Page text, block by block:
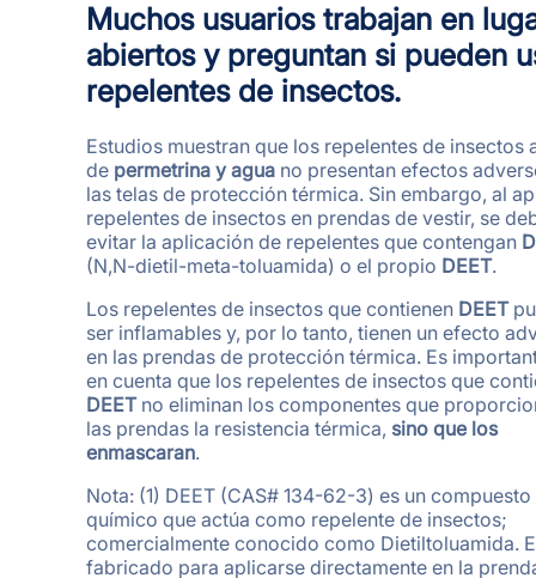
Muchos usuarios trabajan en
abiertos y preguntan si pueden
repelentes de insectos.
Estudios muestran que los repelentes de insectos
de permetrina y agua no presentan efectos
las telas de protección térmica. Sin embargo, al
repelentes de insectos en prendas de vestir, se
evitar la aplicación de repelentes que contengan
(N,N-dietil-meta-toluamida) o el propio DEET.
Los repelentes de insectos que contienen DEET
ser inflamables y, por lo tanto, tienen un efecto
en las prendas de protección térmica. Es
en cuenta que los repelentes de insectos que
DEETno eliminan los componentes que
las prendas la resistencia térmica, sino que los
enmascaran.
Nota: (1) DEET (CAS# 134-62-3) es un compuesto
químico que actúa como repelente de insectos;
comercialmente conocido como Dietiltoluamida.
fabricado para aplicarse directamente en la